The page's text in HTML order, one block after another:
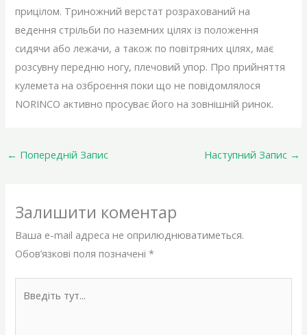
прицілом. Триножний верстат розрахований на
ведення стрільби по наземних цілях із положення
сидячи або лежачи, а також по повітряних цілях, має
розсувну передню ногу, плечовий упор. Про прийняття
кулемета на озброєння поки що не повідомлялося
NORINCO активно просуває його на зовнішній ринок.
← Попередній Запис Наступний Запис →
Залишити коментар
Ваша e-mail адреса не оприлюднюватиметься.
Обов’язкові поля позначені*